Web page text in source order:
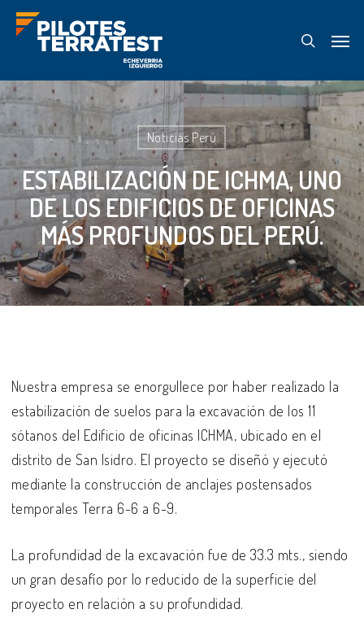
Skip
content
search
Menu
Noticias Perú
ESTABILIZACIÓN DE ICHMA, UNO
DE LOS EDIFICIOS DE OFICINAS
MÁS PROFUNDOS DEL PERÚ.
Nuestra empresa se enorgullece por haber realizado la
estabilización de suelos para la excavación de los 11
sótanos del Edificio de oficinas ICHMA, ubicado en el
distrito de San Isidro. El proyecto se diseñó y ejecutó
mediante la construcción de anclajes postensados
temporales Terra 6-6 a 6-9.
La profundidad de la excavación fue de 33.3 mts., siendo
un gran desafío por lo reducido de la superficie del
proyecto en relación a su profundidad.